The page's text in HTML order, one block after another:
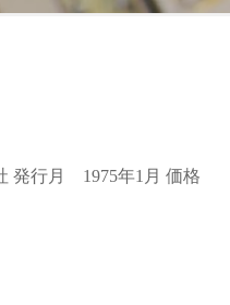
発行月 1975年1月 価格